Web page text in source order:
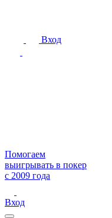
Вход
Помогаем
выигрывать в покер
с 2009 года
Вход